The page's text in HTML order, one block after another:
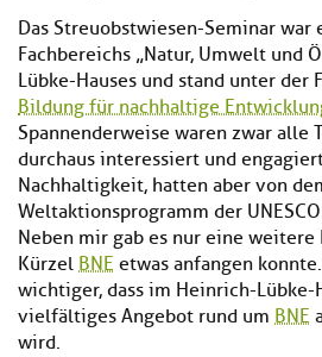
Das Streuobstwiesen-Seminar war
Fachbereichs „Natur, Umwelt und
Lübke-Hauses und stand unter der
Bildung für nachhaltige
Spannenderweise waren zwar alle
durchaus interessiert und
Nachhaltigkeit, hatten aber von
Weltaktionsprogramm der
Neben mir gab es nur eine weitere
Kürzel BNE etwas anfangen
wichtiger, dass im Heinrich-Lübke-
vielfältiges Angebot rund um BNE
wird.